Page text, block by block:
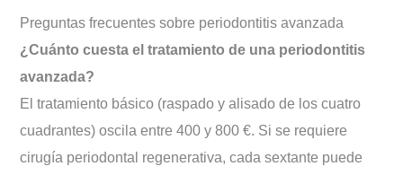
Preguntas frecuentes sobre periodontitis avanzada
¿Cuánto cuesta el tratamiento de una periodontitis
avanzada?
El tratamiento básico (raspado y alisado de los cuatro
cuadrantes) oscila entre 400 y 800 €. Si se requiere
cirugía periodontal regenerativa, cada sextante puede